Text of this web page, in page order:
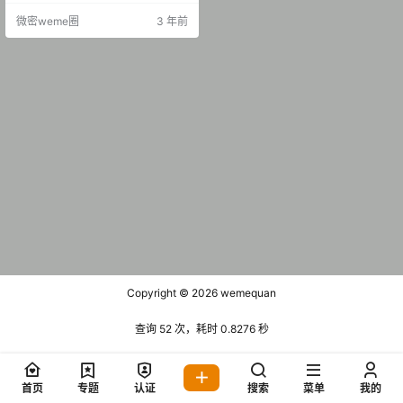
V】 抖音 小蕉 微密圈 NO.004期 视
频【22V】 抖音 小蕉 微密圈 NO.00
微密weme圈 3 年前
Copyright © 2026 wemequan
查询 52 次，耗时 0.8276 秒
首页 专题 认证 搜索 菜单 我的